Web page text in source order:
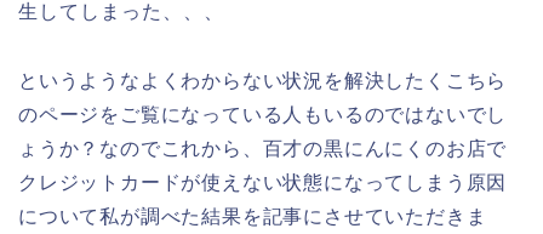
生してしまった、、、
というようなよくわからない状況を解決したくこちら
のページをご覧になっている人もいるのではないでし
ょうか？なのでこれから、百才の黒にんにくのお店で
クレジットカードが使えない状態になってしまう原因
について私が調べた結果を記事にさせていただきま